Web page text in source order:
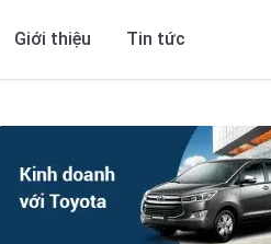
Giới thiệu Tin tức